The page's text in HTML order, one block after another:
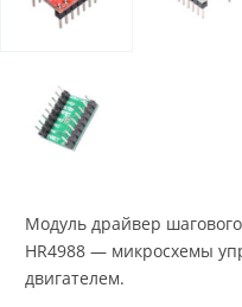
Модуль драйвер
HR4988 — микросхемы
двигателем.